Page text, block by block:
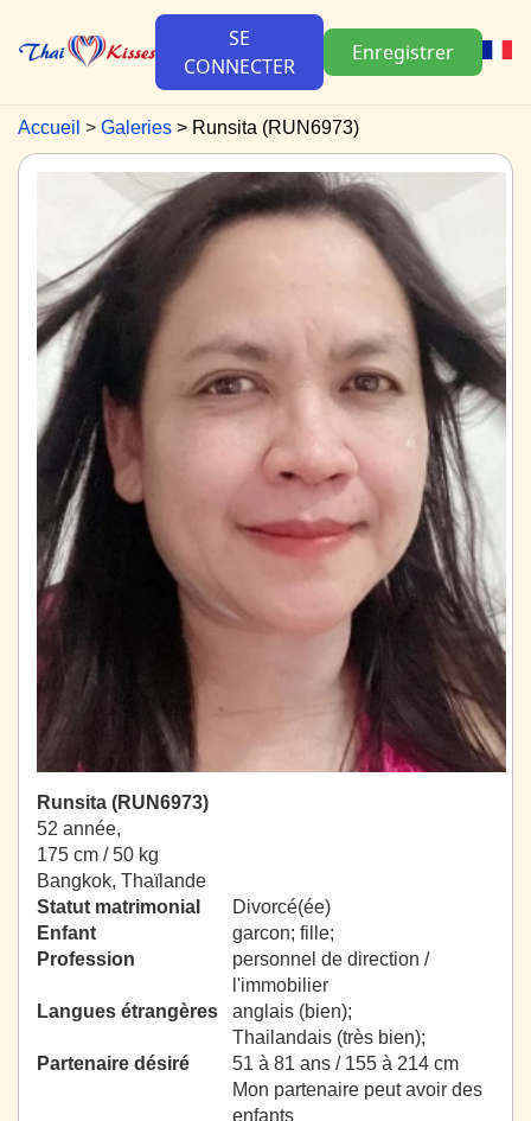
SE
CONNECTER
Enregistrer
Accueil Galeries Runsita (RUN6973)
Runsita (RUN6973)
52 année,
175 cm / 50 kg
Bangkok, Thaïlande
Statut matrimonial
Divorcé(ée)
Enfant
garcon; fille;
Profession
personnel de direction /
l'immobilier
Langues étrangères
anglais (bien);
Thailandais (très bien);
Partenaire désiré
51 à 81 ans / 155 à 214 cm
Mon partenaire peut avoir des
enfants